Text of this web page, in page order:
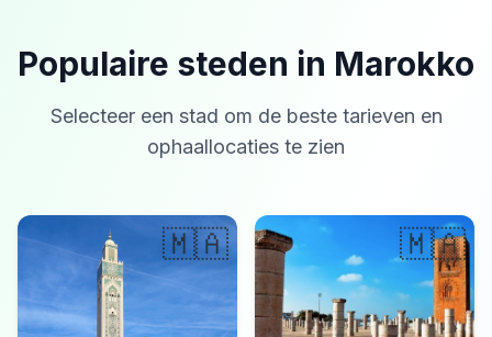
Populaire steden in Marokko
Selecteer een stad om de beste tarieven en
ophaallocaties te zien
🇲🇦 🇲🇦